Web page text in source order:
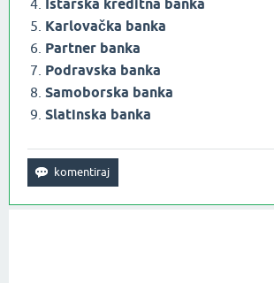
Istarska kreditna banka
Karlovačka banka
Partner banka
Podravska banka
Samoborska banka
Slatinska banka